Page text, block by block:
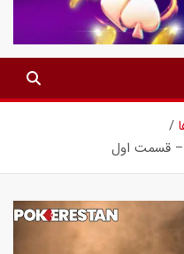
– قسمت اول